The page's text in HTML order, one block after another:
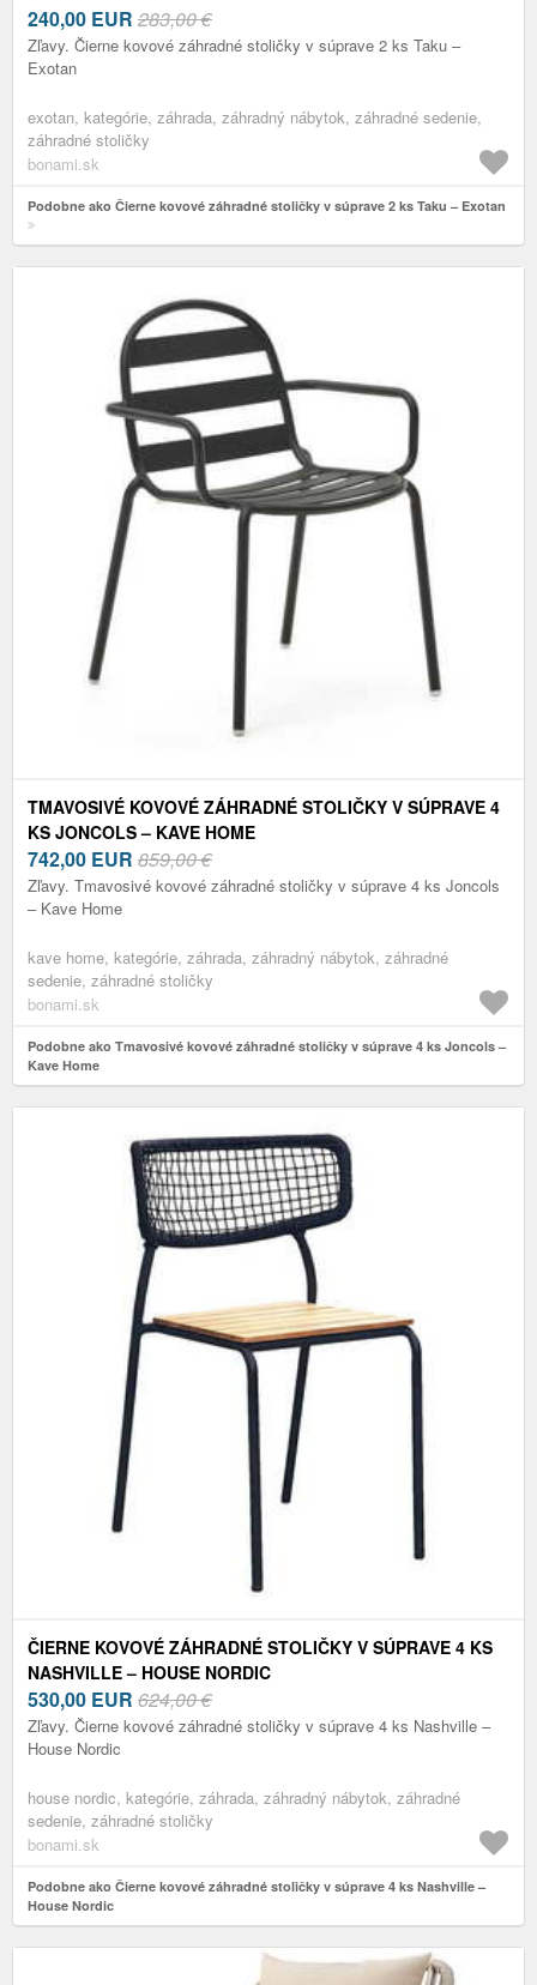
240,00 EUR 283,00 €
Zľavy. Čierne kovové záhradné stoličky v súprave 2 ks Taku –
Exotan
exotan, kategórie, záhrada, záhradný nábytok, záhradné sedenie,
záhradné stoličky
bonami.sk
Podobne ako Čierne kovové záhradné stoličky v súprave 2 ks Taku – Exotan
TMAVOSIVÉ KOVOVÉ ZÁHRADNÉ STOLIČKY V SÚPRAVE 4
KS JONCOLS – KAVE HOME
742,00 EUR 859,00 €
Zľavy. Tmavosivé kovové záhradné stoličky v súprave 4 ks Joncols
– Kave Home
kave home, kategórie, záhrada, záhradný nábytok, záhradné
sedenie, záhradné stoličky
bonami.sk
Podobne ako Tmavosivé kovové záhradné stoličky v súprave 4 ks Joncols –
Kave Home
ČIERNE KOVOVÉ ZÁHRADNÉ STOLIČKY V SÚPRAVE 4 KS
NASHVILLE – HOUSE NORDIC
530,00 EUR 624,00 €
Zľavy. Čierne kovové záhradné stoličky v súprave 4 ks Nashville –
House Nordic
house nordic, kategórie, záhrada, záhradný nábytok, záhradné
sedenie, záhradné stoličky
bonami.sk
Podobne ako Čierne kovové záhradné stoličky v súprave 4 ks Nashville –
House Nordic